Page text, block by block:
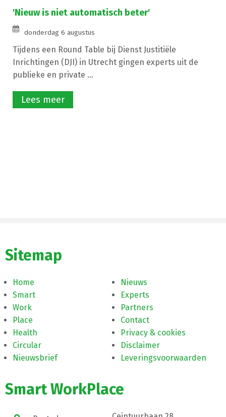
'Nieuw is niet automatisch beter'
donderdag 6 augustus
Tijdens een Round Table bij Dienst Justitiële
Inrichtingen (DJI) in Utrecht gingen experts uit de
publieke en private ...
Lees meer
Sitemap
Home
Smart
Work
Place
Health
Circular
Nieuwsbrief
Nieuws
Experts
Partners
Contact
Privacy & cookies
Disclaimer
Leveringsvoorwaarden
Smart WorkPlace